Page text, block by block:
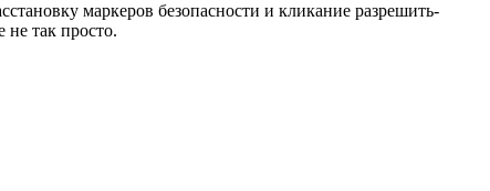
маркеров безопасности и кликание разрешить-
не так просто.